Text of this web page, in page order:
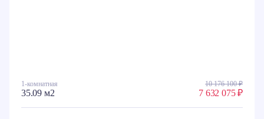
1-комнатная
35.09 м2
10 176 100 ₽
7 632 075 ₽